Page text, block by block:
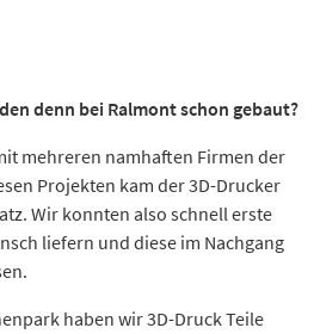
denn bei Ralmont schon gebaut?
mehreren namhaften Firmen der
Projekten kam der 3D-Drucker
Wir konnten also schnell erste
liefern und diese im Nachgang
haben wir 3D-Druck Teile